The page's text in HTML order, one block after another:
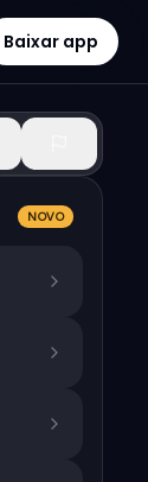
Baixar app
NOVO